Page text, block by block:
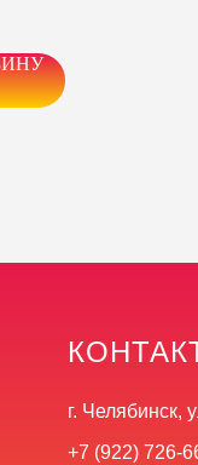
+7 (922) 726-
г. Челябинск,